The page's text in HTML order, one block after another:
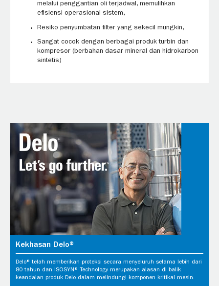
melalui penggantian oli terjadwal, memulihkan
efisiensi operasional sistem,
Resiko penyumbatan filter yang sekecil mungkin,
Sangat cocok dengan berbagai produk turbin dan
kompresor (berbahan dasar mineral dan hidrokarbon
sintetis)
Kekhasan Delo®
Delo® telah memberikan proteksi secara menyeluruh selama lebih dari
80 tahun dan ISOSYN® Technology merupakan alasan di balik
keandalan produk Delo dalam melindungi komponen kritikal mesin.